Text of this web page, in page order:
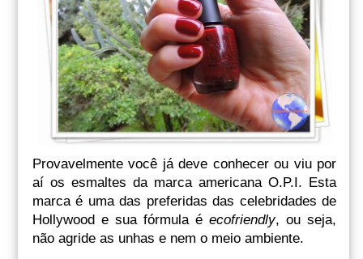
Provavelmente você já deve conhecer ou viu por
aí os esmaltes da marca americana O.P.I. Esta
marca é uma das preferidas das celebridades de
Hollywood e sua fórmula éecofriendly, ou seja,
não agride as unhas e nem o meio ambiente.